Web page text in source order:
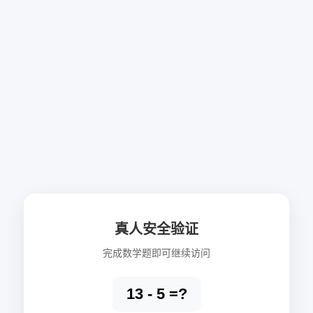
真人安全验证
完成数学题即可继续访问
13 - 5 =?